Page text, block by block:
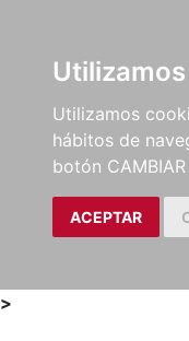
Utilizamos
hábitos de
botón
ACEPTAR
LIBROS
MÉTODOS Y
EJERCICIOS
>